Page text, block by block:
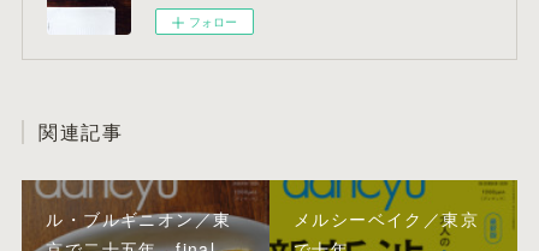
フォロー
関連記事
ル・ブルギニオン／東
メルシーベイク／東京